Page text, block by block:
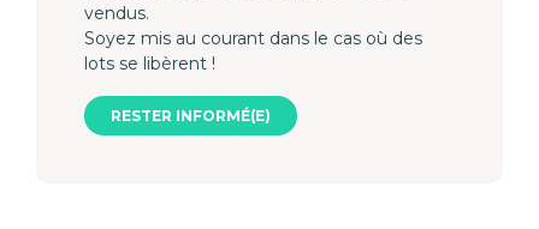
vendus.
Soyez mis au courant dans le cas où des
lots se libèrent !
RESTER INFORMÉ(E)